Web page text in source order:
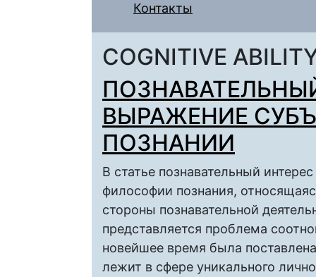
Контакты
COGNITIVE
ВЫРАЖЕНИЕ
ПОЗНАНИИ
В статье познавательный
философии познания,
стороны познавательной
представляется проблема
новейшее время была
лежит в сфере уникального